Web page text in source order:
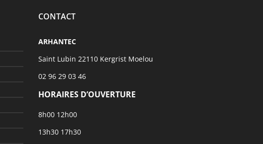
CONTACT
ARHANTEC
Saint Lubin 22110 Kergrist Moelou
02 96 29 03 46
HORAIRES D’OUVERTURE
8h00 12h00
13h30 17h30